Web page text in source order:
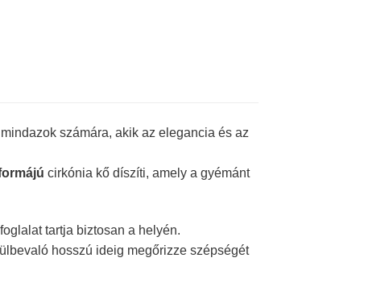
számára, akik az elegancia és az
cirkónia kő díszíti, amely a gyémánt
tartja biztosan a helyén.
hosszú ideig megőrizze szépségét